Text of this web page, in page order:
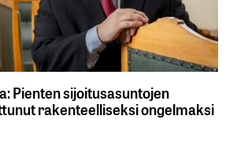
Pienten sijoitusasuntojen
rakenteelliseksi ongelmaksi